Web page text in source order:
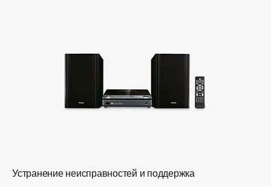
Устранение неисправностей и поддержка